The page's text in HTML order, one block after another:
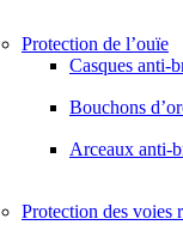
Protection de l’ouïe
Casques anti-
Bouchons
Arceaux anti-
Protection des voies